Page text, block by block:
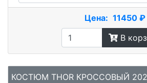
Цена: 11450 ₽
В
КОСТЮМ THOR КРОССОВЫЙ